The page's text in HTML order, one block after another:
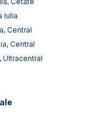
Iulia
Central
Central
Ultracentral